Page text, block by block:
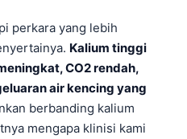
perkara yang lebih
Kalium tinggi
CO2 rendah,
air kencing yang
berbanding kalium
mengapa klinisi kami